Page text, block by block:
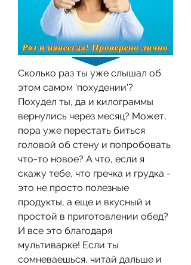
Сколько раз ты уже слышал об
этом самом 'похудении'?
Похудел ты, да и килограммы
вернулись через месяц? Может,
пора уже перестать биться
головой об стену и попробовать
что-то новое? А что, если я
скажу тебе, что гречка и грудка -
это не просто полезные
продукты, а еще и вкусный и
простой в приготовлении обед?
И все это благодаря
мультиварке! Если ты
сомневаешься, читай дальше и